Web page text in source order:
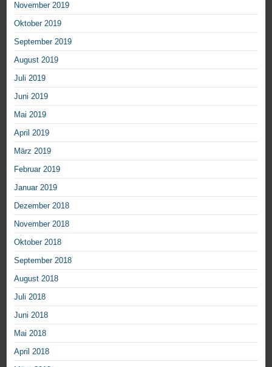
November 2019
Oktober 2019
September 2019
August 2019
Juli 2019
Juni 2019
Mai 2019
April 2019
März 2019
Februar 2019
Januar 2019
Dezember 2018
November 2018
Oktober 2018
September 2018
August 2018
Juli 2018
Juni 2018
Mai 2018
April 2018